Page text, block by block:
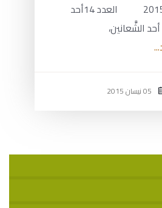
الأحد 5 نيسان 2015 العدد 14أحد
* 5: أحد الشَّعانين،